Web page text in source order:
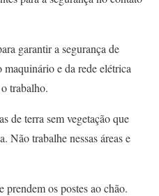
garantir a segurança de
e da rede elétrica
trabalho.
de terra sem vegetação que
Não trabalhe nessas áreas e
prendem os postes ao chão.